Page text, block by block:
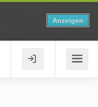
Anzeigen